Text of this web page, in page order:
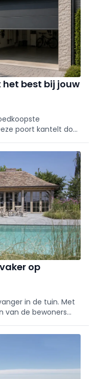
best bij jouw
poort kantelt door
de garage naar
uitvoeringen
op
in de tuin. Met
van de bewoners